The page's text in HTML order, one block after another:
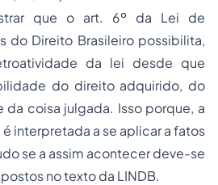
que o art. 6º da Lei de
do Direito Brasileiropossibilita,
da lei desde que
do direito adquirido, do
coisa julgada. Isso porque, a
interpretada a se aplicar a fatos
se a assim acontecer deve-se
no texto da LINDB.